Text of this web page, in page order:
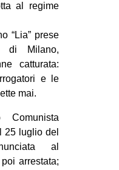
al regime
“Lia” prese
di Milano,
catturata:
e le
mai.
Comunista
25 luglio del
al
arrestata;